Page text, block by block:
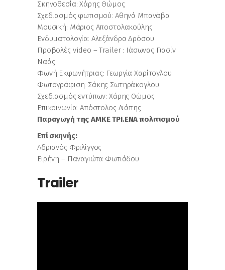
Σκηνοθεσία: Χάρης Θώμος
Σχεδιασμός φωτισμού: Αθηνά Μπανάβα
Μουσική: Μάριος Αποστολακούλης
Ενδυματολογία: Αλεξάνδρα Δρόσου
Προβολές video – Trailer : Ιάσωνας Γιασίν
Ναάς
Φωνή Εκφωνήτριας: Γεωργία Χαρίτογλου
Φωτογράφιση: Σάκης Σωτηράκογλου
Σχεδιασμός εντύπων: Χάρης Θώμος
Επικοινωνία: Απόστολος Λιάπης
Παραγωγή της ΑΜΚΕ ΤΡΙ.ΕΝΑ πολιτισμού
Επί σκηνής:
Αδριανός Φριλίγγος
Ειρήνη – Παναγιώτα Φωτιάδου
Trailer